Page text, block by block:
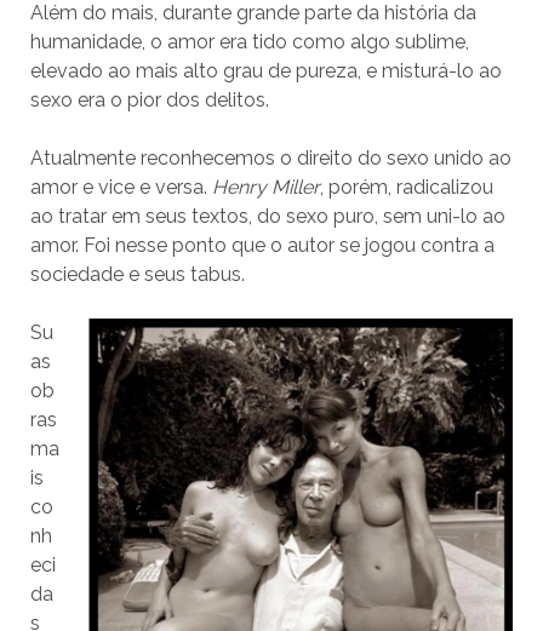
Além do mais, durante grande parte da história da
humanidade, o amor era tido como algo sublime,
elevado ao mais alto grau de pureza, e misturá-lo ao
sexo era o pior dos delitos.
Atualmente reconhecemos o direito do sexo unido ao
amor e vice e versa. Henry Miller, porém, radicalizou
ao tratar em seus textos, do sexo puro, sem uni-lo ao
amor. Foi nesse ponto que o autor se jogou contra a
sociedade e seus tabus.
Su
as
ob
ras
ma
is
co
nh
eci
da
s